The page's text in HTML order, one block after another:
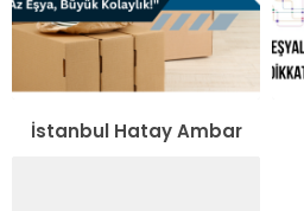
İstanbul Hatay Ambar